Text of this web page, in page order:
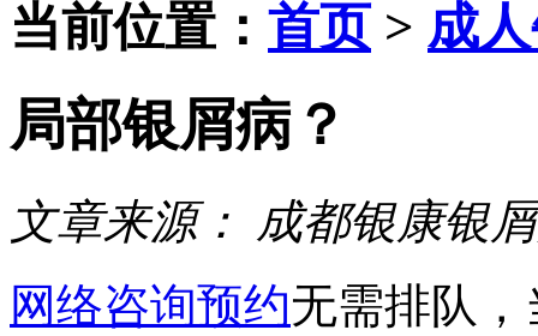
当前位置： 首页> 成
局部银屑病？
文章来源：
成都银康银
网络咨询预约无需排队